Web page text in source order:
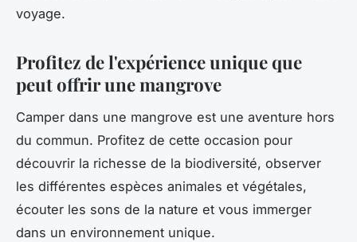
voyage.
Profitez de l'expérience unique que
peut offrir une mangrove
Camper dans une mangrove est une aventure hors
du commun. Profitez de cette occasion pour
découvrir la richesse de la biodiversité, observer
les différentes espèces animales et végétales,
écouter les sons de la nature et vous immerger
dans un environnement unique.